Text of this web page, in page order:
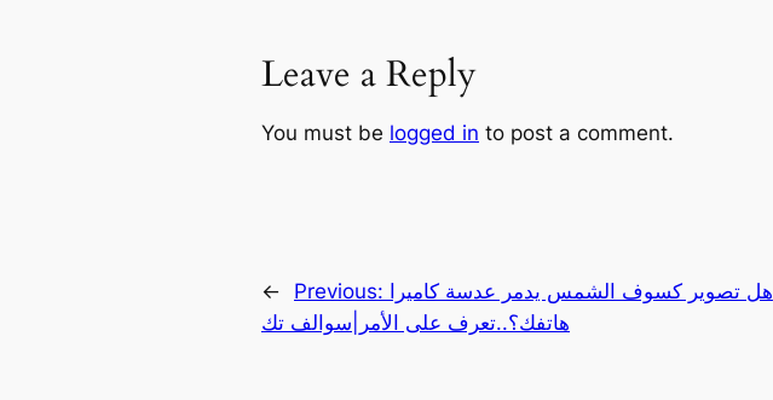
Leave a Reply
You must be logged in to post a comment.
← Previous: هل تصوير كسوف الشمس يدمر عدسة كاميرا
هاتفك؟..تعرف على الأمر|سوالف تك